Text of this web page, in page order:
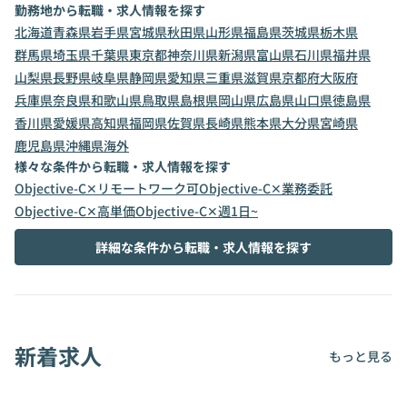
勤務地から転職・求人情報を探す
北海道青森県岩手県宮城県秋田県山形県福島県茨城県栃木県
群馬県埼玉県千葉県東京都神奈川県新潟県富山県石川県福井県
山梨県長野県岐阜県静岡県愛知県三重県滋賀県京都府大阪府
兵庫県奈良県和歌山県鳥取県島根県岡山県広島県山口県徳島県
香川県愛媛県高知県福岡県佐賀県長崎県熊本県大分県宮崎県
鹿児島県沖縄県海外
様々な条件から転職・求人情報を探す
Objective-C✕リモートワーク可Objective-C✕業務委託
Objective-C✕高単価Objective-C✕週1日~
詳細な条件から転職・求人情報を探す
新着求人 もっと見る